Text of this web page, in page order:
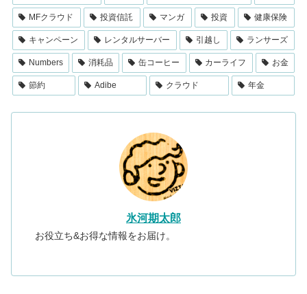
MFクラウド 投資信託 マンガ 投資 健康保険
キャンペーン レンタルサーバー 引越し ランサーズ
Numbers 消耗品 缶コーヒー カーライフ お金
節約 Adibe クラウド 年金
氷河期太郎
お役立ち&お得な情報をお届け。